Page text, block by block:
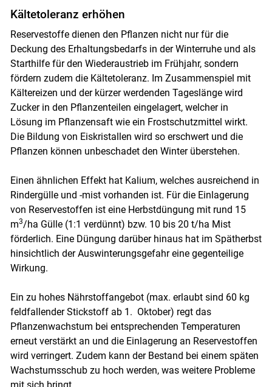
Kältetoleranz erhöhen
Reservestoffe dienen den Pflanzen nicht nur für die
Deckung des Erhaltungsbedarfs in der Winterruhe und als
Starthilfe für den Wiederaustrieb im Frühjahr, sondern
fördern zudem die Kältetoleranz. Im Zusammenspiel mit
Kältereizen und der kürzer werdenden Tageslänge wird
Zucker in den Pflanzenteilen eingelagert, welcher in
Lösung im Pflanzensaft wie ein Frostschutzmittel wirkt.
Die Bildung von Eiskristallen wird so erschwert und die
Pflanzen können unbeschadet den Winter überstehen.
Einen ähnlichen Effekt hat Kalium, welches ausreichend in
Rindergülle und -mist vorhanden ist. Für die Einlagerung
von Reservestoffen ist eine Herbstdüngung mit rund 15
m3/ha Gülle (1:1 verdünnt) bzw. 10 bis 20 t/ha Mist
förderlich. Eine Düngung darüber hinaus hat im Spätherbst
hinsichtlich der Auswinterungsgefahr eine gegenteilige
Wirkung.
Ein zu hohes Nährstoffangebot (max. erlaubt sind 60 kg
feldfallender Stickstoff ab 1. Oktober) regt das
Pflanzenwachstum bei entsprechenden Temperaturen
erneut verstärkt an und die Einlagerung an Reservestoffen
wird verringert. Zudem kann der Bestand bei einem späten
Wachstumsschub zu hoch werden, was weitere Probleme